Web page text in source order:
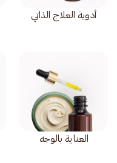
أدوية العلاج الذاتي
العناية بالوجه